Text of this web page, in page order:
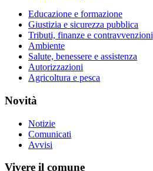
Educazione e formazione
Giustizia e sicurezza pubblica
Tributi, finanze e contravvenzioni
Ambiente
Salute, benessere e assistenza
Autorizzazioni
Agricoltura e pesca
Novità
Notizie
Comunicati
Avvisi
Vivere il comune